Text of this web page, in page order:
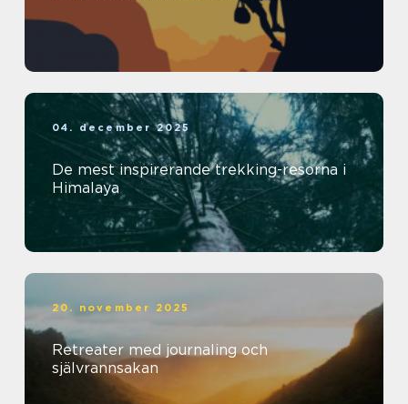
04. december 2025
De mest inspirerande trekking-resorna i
Himalaya
20. november 2025
Retreater med journaling och
självrannsakan